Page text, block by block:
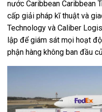
nước Caribbean Caribbean
cấp giải pháp kĩ thuật và
Technology và Caliber
lập để giám sát mọi hoạt
phận hàng không ban đầu